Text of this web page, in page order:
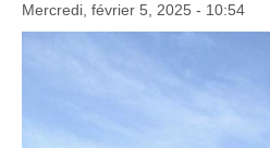
Mercredi, février 5, 2025 - 10:54